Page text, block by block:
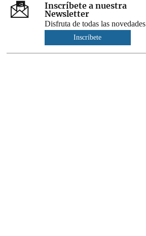
Inscríbete a nuestra
Newsletter
Disfruta de todas las novedades
Inscríbete